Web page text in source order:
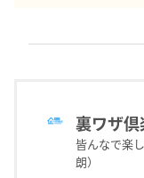
裏ワザ
皆んなで楽
朗）